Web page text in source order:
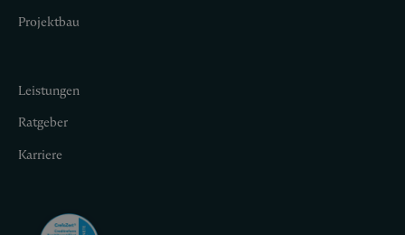
Projektbau
Leistungen
Ratgeber
Karriere